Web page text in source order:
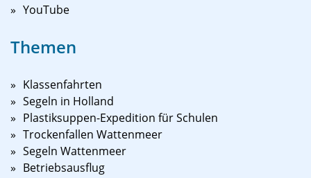
YouTube
Themen
Klassenfahrten
Segeln in Holland
Plastiksuppen-Expedition für Schulen
Trockenfallen Wattenmeer
Segeln Wattenmeer
Betriebsausflug